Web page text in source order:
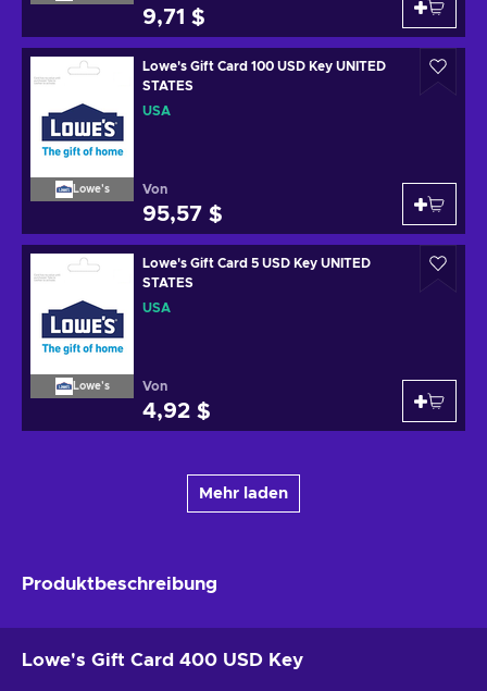
9,71 $
Lowe's
Lowe's Gift Card 100 USD Key UNITED
STATES
USA
Von
95,57 $
Lowe's
Lowe's Gift Card 5 USD Key UNITED
STATES
USA
Von
4,92 $
Mehr laden
Produktbeschreibung
Lowe's Gift Card 400 USD Key